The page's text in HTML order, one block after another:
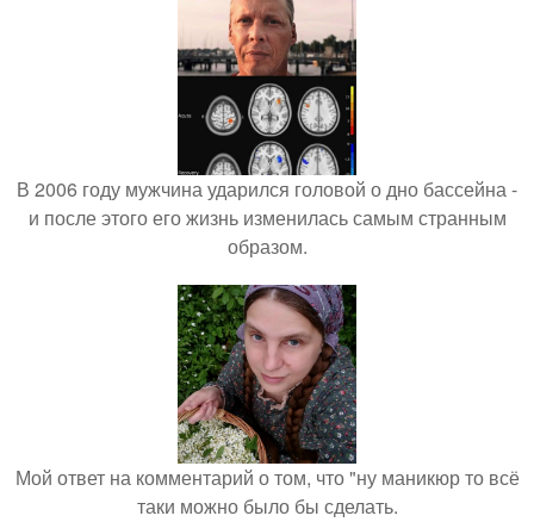
В 2006 году мужчина ударился головой о дно бассейна -
и после этого его жизнь изменилась самым странным
образом.
Мой ответ на комментарий о том, что "ну маникюр то всё
таки можно было бы сделать.